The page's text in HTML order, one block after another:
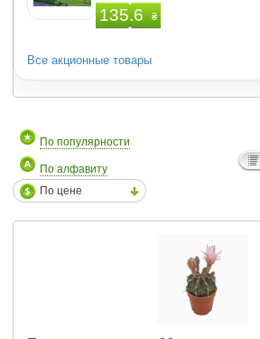
135.6 ₴
Все акционные товары
По популярности
По алфавиту
По цене